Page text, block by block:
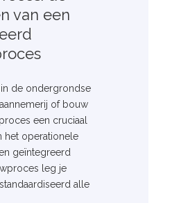
van een
de ondergrondse
of bouw
een cruciaal
het operationele
geïntegreerd
leg je
alle